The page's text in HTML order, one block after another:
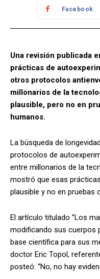
Facebook
Una revisión publicada
prácticas de
otros protocolos
millonarios de la
plausible, pero no en
humanos.
La búsqueda de
protocolos de
entre millonarios de la
mostró que esas
plausible y no en pruebas
El artículo titulado ”Los
modificando sus cuerpos
base científica para sus
doctor Eric Topol,
posteó: “No, no hay